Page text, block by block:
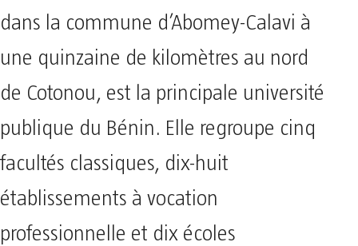
dans la commune d’Abomey-Calavi à
une quinzaine de kilomètres au nord
de Cotonou, est la principale université
publique du Bénin. Elle regroupe cinq
facultés classiques, dix-huit
établissements à vocation
professionnelle et dix écoles